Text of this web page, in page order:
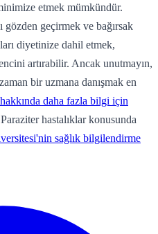
etmek mümkündür.
gözden geçirmek ve bağırsak
diyetinize dahil etmek,
artırabilir. Ancak unutmayın,
bir uzmana danışmak en
daha fazla bilgi için
hastalıklar konusunda
sağlık bilgilendirme